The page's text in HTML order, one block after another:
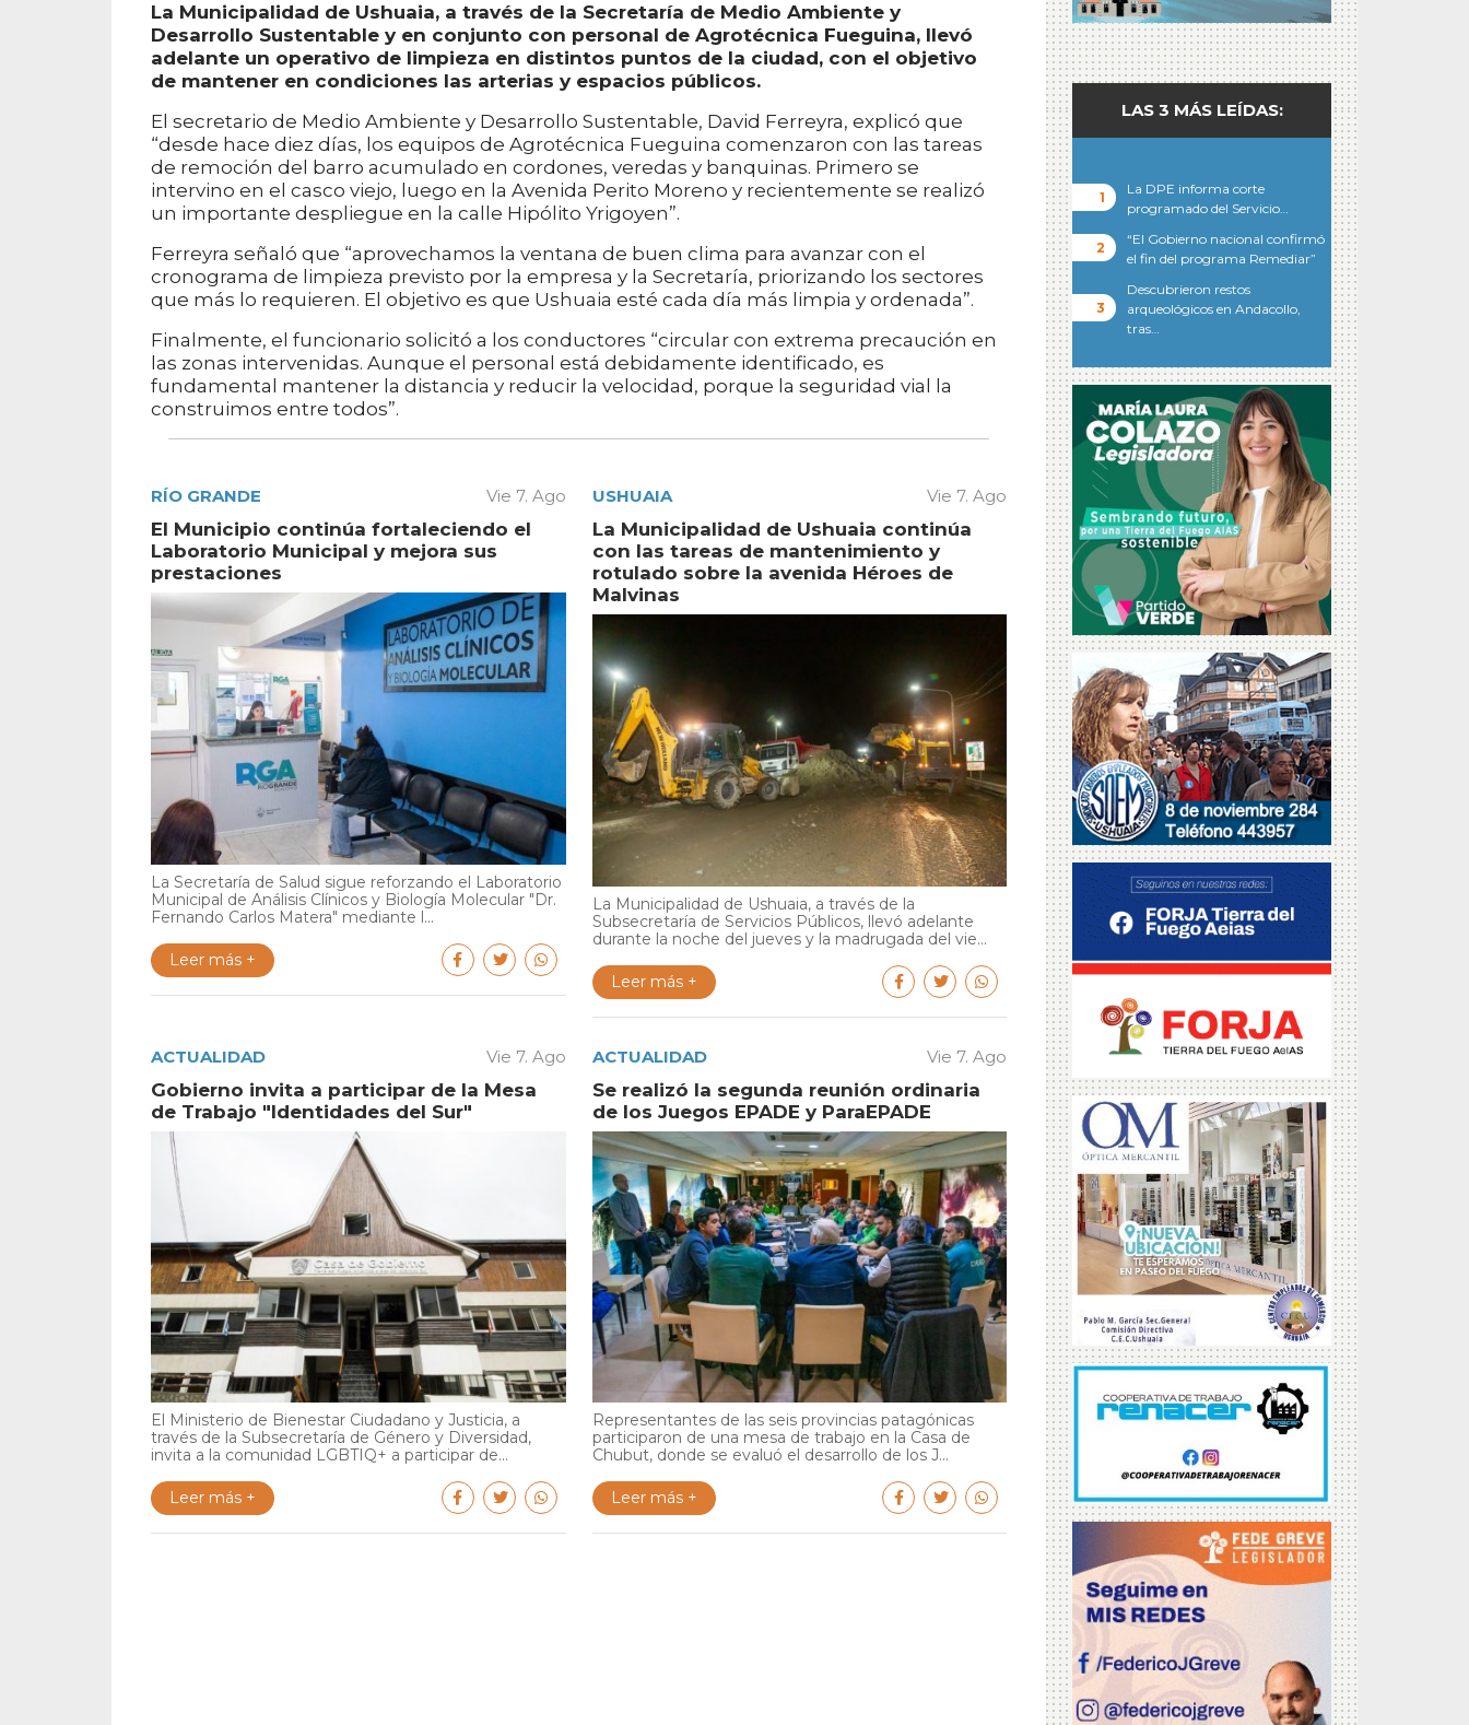
La Municipalidad de Ushuaia, a través de la Secretaría de Medio Ambiente y
Desarrollo Sustentable y en conjunto con personal de Agrotécnica Fueguina, llevó
adelante un operativo de limpieza en distintos puntos de la ciudad, con el objetivo
de mantener en condiciones las arterias y espacios públicos.
El secretario de Medio Ambiente y Desarrollo Sustentable, David Ferreyra, explicó que
“desde hace diez días, los equipos de Agrotécnica Fueguina comenzaron con las tareas
de remoción del barro acumulado en cordones, veredas y banquinas. Primero se
intervino en el casco viejo, luego en la Avenida Perito Moreno y recientemente se realizó
un importante despliegue en la calle Hipólito Yrigoyen”.
Ferreyra señaló que “aprovechamos la ventana de buen clima para avanzar con el
cronograma de limpieza previsto por la empresa y la Secretaría, priorizando los sectores
que más lo requieren. El objetivo es que Ushuaia esté cada día más limpia y ordenada”.
Finalmente, el funcionario solicitó a los conductores “circular con extrema precaución en
las zonas intervenidas. Aunque el personal está debidamente identificado, es
fundamental mantener la distancia y reducir la velocidad, porque la seguridad vial la
construimos entre todos”.
RÍO GRANDE Vie 7. Ago
El Municipio continúa fortaleciendo el
Laboratorio Municipal y mejora sus
prestaciones
La Secretaría de Salud sigue reforzando el Laboratorio
Municipal de Análisis Clínicos y Biología Molecular "Dr.
Fernando Carlos Matera" mediante l...
Leer más +
USHUAIA Vie 7. Ago
La Municipalidad de Ushuaia continúa
con las tareas de mantenimiento y
rotulado sobre la avenida Héroes de
Malvinas
La Municipalidad de Ushuaia, a través de la
Subsecretaría de Servicios Públicos, llevó adelante
durante la noche del jueves y la madrugada del vie...
Leer más +
ACTUALIDAD Vie 7. Ago
Gobierno invita a participar de la Mesa
de Trabajo "Identidades del Sur"
El Ministerio de Bienestar Ciudadano y Justicia, a
través de la Subsecretaría de Género y Diversidad,
invita a la comunidad LGBTIQ+ a participar de...
Leer más +
ACTUALIDAD Vie 7. Ago
Se realizó la segunda reunión ordinaria
de los Juegos EPADE y ParaEPADE
Representantes de las seis provincias patagónicas
participaron de una mesa de trabajo en la Casa de
Chubut, donde se evaluó el desarrollo de los J...
Leer más +
LAS 3 MÁS LEÍDAS:
La DPE informa corte
programado del Servicio…
“El Gobierno nacional confirmó
el fin del programa Remediar”
Descubrieron restos
arqueológicos en Andacollo,
tras…